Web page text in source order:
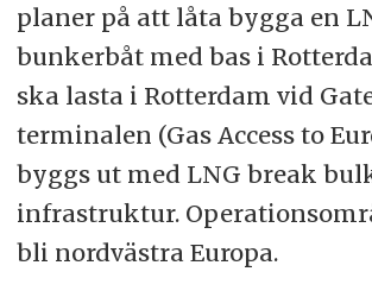
planer på att låta bygga en
bunkerbåt med bas i
ska lasta i Rotterdam vid
terminalen (Gas Access to
byggs ut med LNG break
infrastruktur.
bli nordvästra Europa.